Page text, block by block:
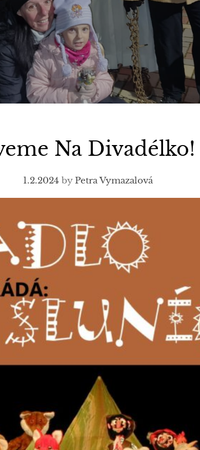
Na Divadélko!
1.2.2024 byPetra Vymazalová